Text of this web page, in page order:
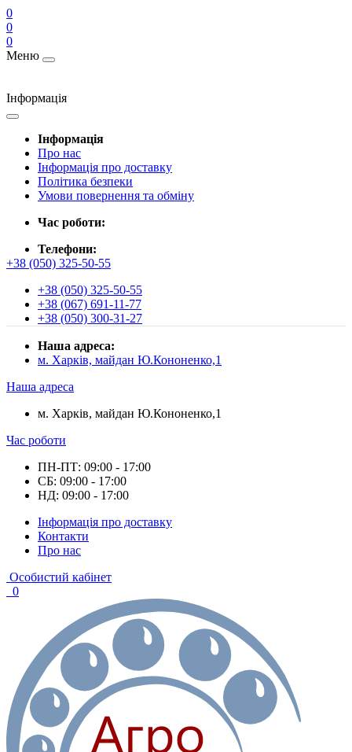
0
0
0
Меню
Інформація
Інформація
Про нас
Інформація про доставку
Політика безпеки
Умови повернення та обміну
Час роботи:
Телефони:
+38 (050) 325-50-55
+38 (050) 325-50-55
+38 (067) 691-11-77
+38 (050) 300-31-27
Наша адреса:
м. Харків, майдан Ю.Кононенко,1
Наша адреса
м. Харків, майдан Ю.Кононенко,1
Час роботи
ПН-ПТ: 09:00 - 17:00
СБ: 09:00 - 17:00
НД: 09:00 - 17:00
Інформація про доставку
Контакти
Про нас
Особистий кабінет
0